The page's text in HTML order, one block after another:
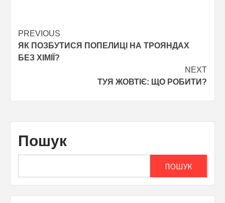
Post
navigation
PREVIOUS
ЯК ПОЗБУТИСЯ ПОПЕЛИЦІ НА ТРОЯНДАХ
БЕЗ ХІМІЇ?
NEXT
ТУЯ ЖОВТІЄ: ЩО РОБИТИ?
Пошук
ПОШУК